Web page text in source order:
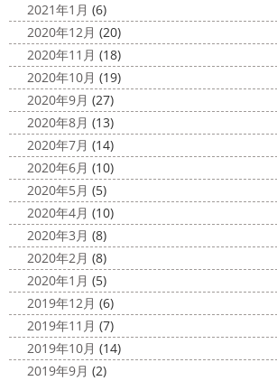
2021年1月 (6)
2020年12月 (20)
2020年11月 (18)
2020年10月 (19)
2020年9月 (27)
2020年8月 (13)
2020年7月 (14)
2020年6月 (10)
2020年5月 (5)
2020年4月 (10)
2020年3月 (8)
2020年2月 (8)
2020年1月 (5)
2019年12月 (6)
2019年11月 (7)
2019年10月 (14)
2019年9月 (2)